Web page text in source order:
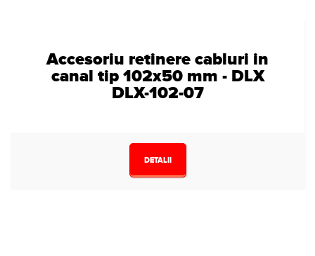
Accesoriu retinere cabluri in
canal tip 102x50 mm - DLX
DLX-102-07
DETALII